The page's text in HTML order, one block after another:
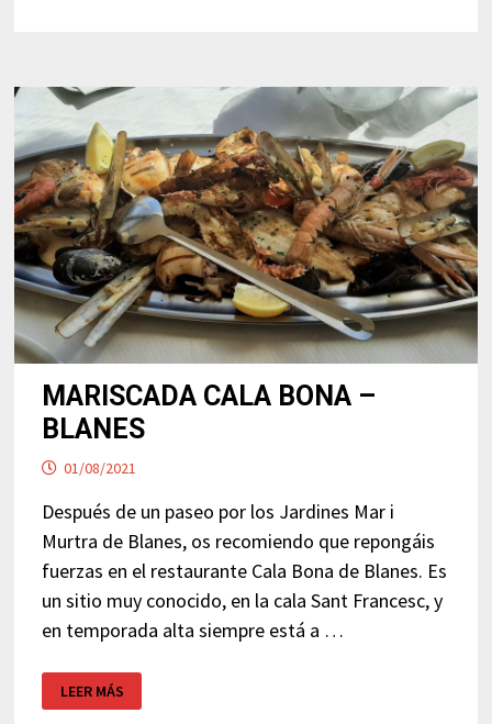
MARISCADA CALA BONA –
BLANES
01/08/2021
Después de un paseo por los Jardines Mar i
Murtra de Blanes, os recomiendo que repongáis
fuerzas en el restaurante Cala Bona de Blanes. Es
un sitio muy conocido, en la cala Sant Francesc, y
en temporada alta siempre está a …
MARISCADA
CALA
BONA
LEER MÁS